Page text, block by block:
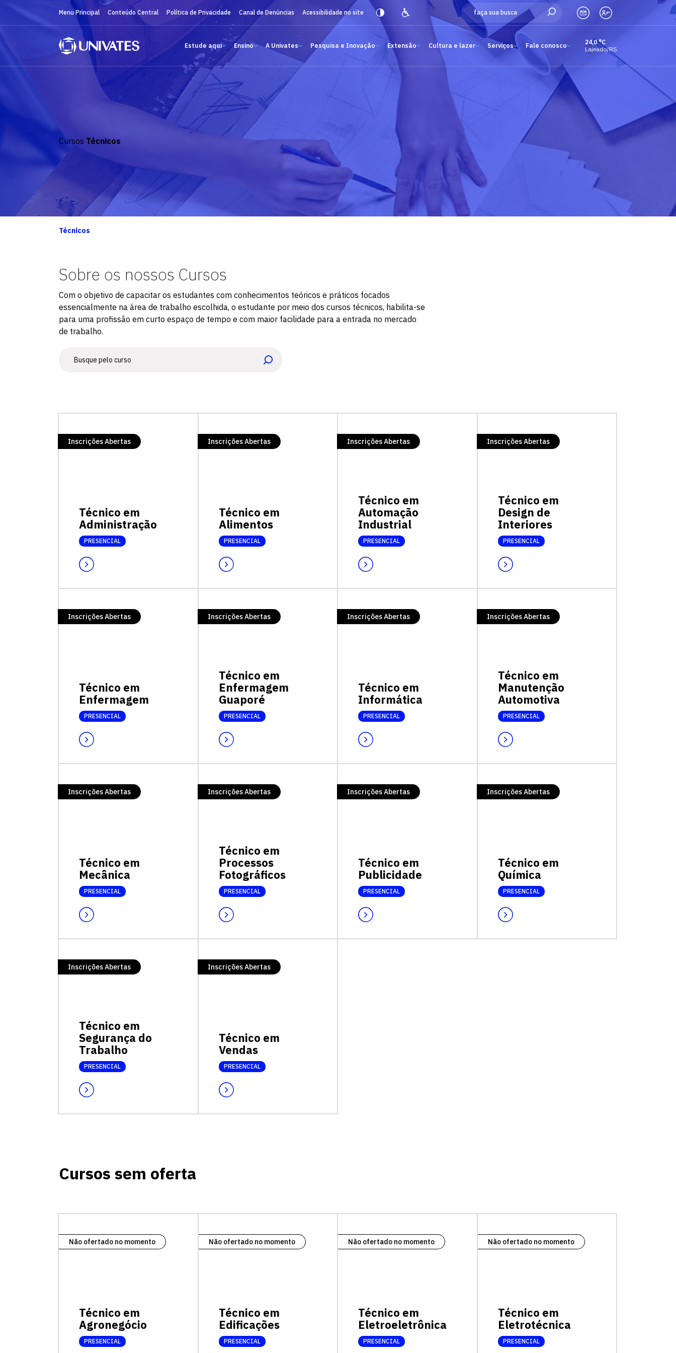
Menu Principal Conteúdo Central Política de Privacidade Canal de Denúncias Acessibilidade no site
Estude aqui Ensino A Univates Pesquisa e Inovação Extensão Cultura e lazer Serviços Fale conosco
24,0 °C
Lajeado/RS
Estude aqui
Pesquisa e Inovação
Extensão
Cultura e lazer
Cursos Técnicos
Técnicos
Sobre os nossos Cursos
Com o objetivo de capacitar os estudantes com conhecimentos teóricos e práticos focados
essencialmente na área de trabalho escolhida, o estudante por meio dos cursos técnicos, habilita-se
para uma profissão em curto espaço de tempo e com maior facilidade para a entrada no mercado
de trabalho.
Inscrições Abertas
Técnico em
Administração
PRESENCIAL
Inscrições Abertas
Técnico em
Alimentos
PRESENCIAL
Inscrições Abertas
Técnico em
Automação
Industrial
PRESENCIAL
Inscrições Abertas
Técnico em
Design de
Interiores
PRESENCIAL
Inscrições Abertas
Técnico em
Enfermagem
PRESENCIAL
Inscrições Abertas
Técnico em
Enfermagem
Guaporé
PRESENCIAL
Inscrições Abertas
Técnico em
Informática
PRESENCIAL
Inscrições Abertas
Técnico em
Manutenção
Automotiva
PRESENCIAL
Inscrições Abertas
Técnico em
Mecânica
PRESENCIAL
Inscrições Abertas
Técnico em
Processos
Fotográficos
PRESENCIAL
Inscrições Abertas
Técnico em
Publicidade
PRESENCIAL
Inscrições Abertas
Técnico em
Química
PRESENCIAL
Inscrições Abertas
Técnico em
Segurança do
Trabalho
PRESENCIAL
Inscrições Abertas
Técnico em
Vendas
PRESENCIAL
Cursos sem oferta
Não ofertado no momento
Técnico em
Agronegócio
PRESENCIAL
Não ofertado no momento
Técnico em
Edificações
PRESENCIAL
Não ofertado no momento
Técnico em
Eletroeletrônica
PRESENCIAL
Não ofertado no momento
Técnico em
Eletrotécnica
PRESENCIAL
Escolha a vaga que você